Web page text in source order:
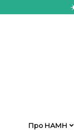
Про НАМН